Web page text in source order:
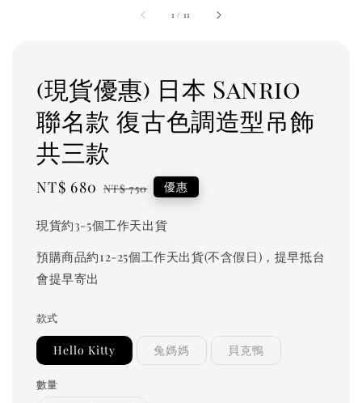
1 / 11
(現貨優惠) 日本 Sanrio
聯名款 復古色調造型吊飾
共三款
Sale
NT$ 680 Regular
NT$ 750 優惠
現貨約3-5個工作天出貨
預購商品約12-25個工作天出貨(不含假日)，提早抵台
會提早寄出
款式
Hello Kitty 兔媽媽 貝克鴨
數量